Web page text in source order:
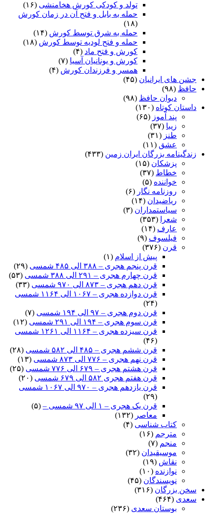
تولد و کودکی کورش هخامنشی (۱۶)
حمله به بابل و فتح آن در زمان کورش
(۱۸)
حمله به شرق توسط کورش (۱۴)
حمله و فتح لودیه توسط کورش (۱۸)
کورش و فتح ماد (۴)
کورش و یونانیان آسیا (۷)
همسر و فرزندان کورش (۴)
جشن های ایرانیان (۴۵)
حافظ (۹۸)
دیوان حافظ (۹۸)
داستان کوتاه (۱۳۰)
پند آموز (۶۵)
زیبا (۳۷)
طنز (۳۱)
عشق (۱۱)
زندگینامه بزرگان ایران زمین (۴۳۳)
پزشکان (۱۵)
خطاط (۳۷)
خواننده (۵)
روزنامه نگار (۶)
ریاضیدان (۱۴)
سیاستمداران (۳)
شعرا
(۳۵۳)
عارف (۱۴)
فیلسوف (۹)
قرن (۳۷۶)
پیش از اسلام (۱)
قرن پنجم هجری – ۳۸۸ الی ۴۸۵ شمسی
(۲۹)
قرن چهارم هجری – ۲۹۱ الی ۳۸۸ شمسی
(۵۳)
قرن دهم هجری – ۸۷۳ الی ۹۷۰ شمسی
(۳۳)
قرن دوازده هجری – ۱۰۶۷ الی ۱۱۶۴ شمسی
(۲۴)
قرن دوم هجری – ۹۷ الی ۱۹۴ شمسی
(۷)
قرن سوم هجری – ۱۹۴ الی ۲۹۱ شمسی
(۱۲)
قرن سیزده هجری – ۱۱۶۴ الی ۱۲۶۱ شمسی
(۴۶)
قرن ششم هجری – ۴۸۵ الی ۵۸۲ شمسی
(۲۸)
قرن نهم هجری – ۷۷۶ الی ۸۷۳ شمسی
(۱۳)
قرن هشتم هجری – ۶۷۹ الی ۷۷۶ شمسی
(۲۵)
قرن هفتم هجری ۵۸۲ الی ۶۷۹ شمسی
(۲۰)
قرن یازدهم هجری – ۹۷۰ الی ۱۰۶۷ شمسی
(۲۹)
قرن یک هجری – ۱ الی ۹۷ شمسی –
(۵)
معاصر (۱۳۲)
کتاب شناسی (۴)
مترجم (۱۶)
منجم (۷)
موسیقیدان (۳۲)
نقاش (۱۹)
نوازنده (۱۰)
نویسندگان (۴۵)
سخن بزرگان (۳۱۶)
سعدی (۴۶۴)
بوستان سعدی (۲۳۶)